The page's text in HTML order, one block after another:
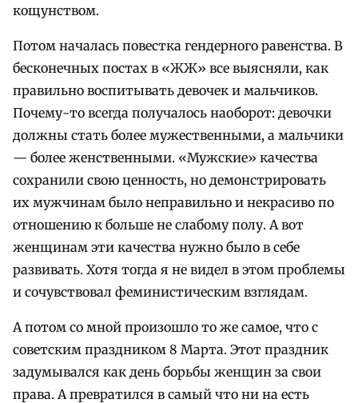
кощунством.
Потом началась повестка гендерного равенства. В
бесконечных постах в «ЖЖ» все выясняли, как
правильно воспитывать девочек и мальчиков.
Почему-то всегда получалось наоборот: девочки
должны стать более мужественными, а мальчики
— более женственными. «Мужские» качества
сохранили свою ценность, но демонстрировать
их мужчинам было неправильно и некрасиво по
отношению к больше не слабому полу. А вот
женщинам эти качества нужно было в себе
развивать. Хотя тогда я не видел в этом проблемы
и сочувствовал феминистическим взглядам.
А потом со мной произошло то же самое, что с
советским праздником 8 Марта. Этот праздник
задумывался как день борьбы женщин за свои
права. А превратился в самый что ни на есть